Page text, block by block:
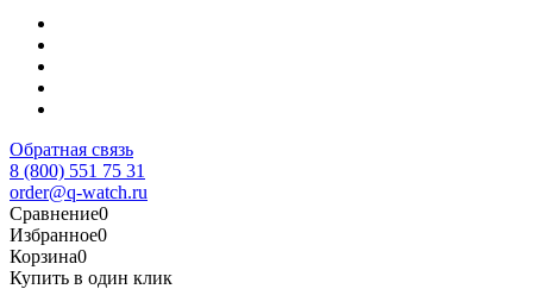
Обратная связь
8 (800) 551 75 31
order@q-watch.ru
Сравнение0
Избранное0
Корзина0
Купить в один клик